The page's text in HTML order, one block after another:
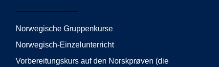
o
o
g
r
m
e
Norwegische Gruppenkurse
Norwegisch-Einzelunterricht
Vorbereitungskurs auf den Norskprøven (die